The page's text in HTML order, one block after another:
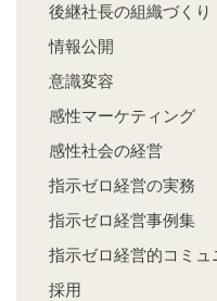
後継社長の組織づくり
情報公開
意識変容
感性マーケティング
感性社会の経営
指示ゼロ経営の実務
指示ゼロ経営事例集
指示ゼロ経営的コミ
採用